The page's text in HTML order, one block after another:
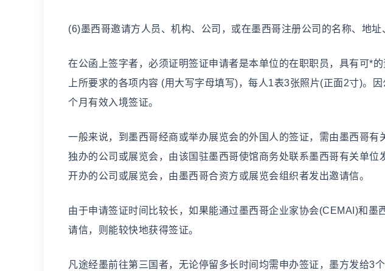
(6)墨西哥邀请方人员、机构、公司，或在墨西哥注册公司的名称、地址
在公函上签字者，必须证明签证申请者是本单位的在职职员，具有可*
上所要求的各项内容 (用大写字母填写)，每人1表3张照片(正面2寸)。
个月有效入境签证。
一般来说，到墨西哥经商或举办展览会的外国人的签证，需由墨西哥有
独办的公司或展览会，由该国驻墨西哥使馆商务处联系墨西哥有关单
开办的公司或展览会，由墨西哥合资方或展览会组织者发出邀请信。
由于申请签证时间比较长，如果能通过墨西哥企业家协会(CEMAI)和
请信，则能较快地获得签证。
凡途经墨前往第三国者，无论停留多长时间均需申办签证，墨方发给3